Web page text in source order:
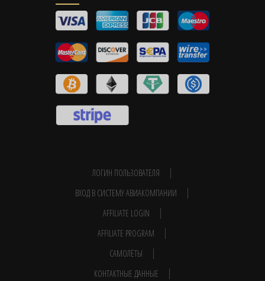
ЛОГИН ПОЛЬЗОВАТЕЛЯ
ВХОД В СИСТЕМУ АВИАКОМПАНИИ
AFFILIATE LOGIN
AFFILIATE PROGRAM
САМОЛЁТЫ
КОНТАКТНЫЕ ДАННЫЕ